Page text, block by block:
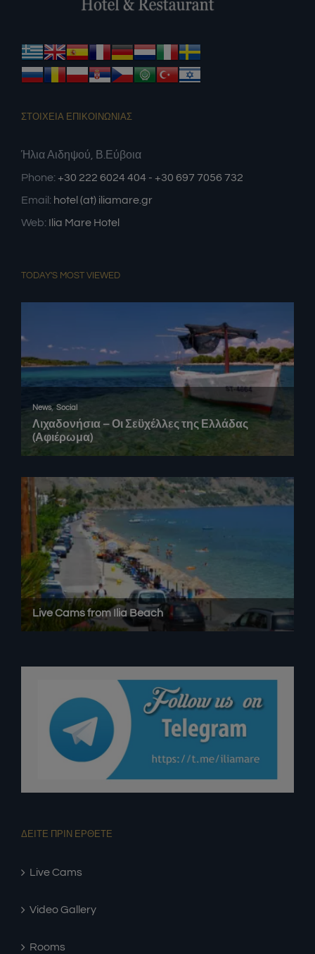
ΣΤΟΙΧΕΙΑ ΕΠΙΚΟΙΝΩΝΙΑΣ
Ήλια Αιδηψού, Β.Εύβοια
Phone: +30 222 6024 404 - +30 697 7056 732
Email: hotel (at) iliamare.gr
Web: Ilia Mare Hotel
TODAY'S MOST VIEWED
ΔΕΙΤΕ ΠΡΙΝ ΕΡΘΕΤΕ
Live Cams
Video Gallery
Rooms